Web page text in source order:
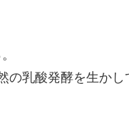
の乳酸発酵を生か